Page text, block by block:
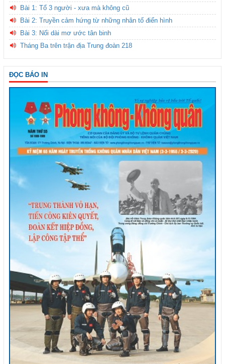
Bài 1: Tổ 3 người - xưa mà không cũ
Bài 2: Truyền cảm hứng từ những nhân tố điển hình
Bài 3: Nối dài mơ ước tân binh
Tháng Ba trên trận địa Trung đoàn 218
ĐỌC BÁO IN